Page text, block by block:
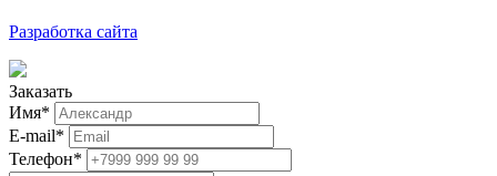
Разработка сайта
Заказать
Имя*
E-mail*
Телефон*